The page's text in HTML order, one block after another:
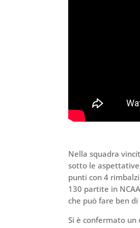
Nella squadra
sotto le aspettative
punti con 4
130 partite in
che può fare ben
Si è confermato